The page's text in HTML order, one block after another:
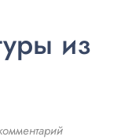
из